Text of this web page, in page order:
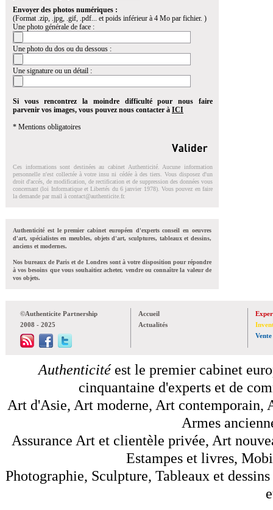
Envoyer des photos numériques :
(Format .zip, .jpg, .gif, .pdf... et poids inférieur à 4 Mo par fichier. )
Une photo générale de face :
Une photo du dos ou du dessous :
Une signature ou un détail :
Si vous rencontrez la moindre difficulté pour nous faire
parvenir vos images, vous pouvez nous contacter à ICI
* Mentions obligatoires
Ces informations sont destinées au cabinet Authenticité. Aucune information
personnelle n'est collectée à votre insu ni cédée à des tiers. Vous disposez d'un
droit d'accés, de modification, de rectification et de suppression des données vous
concernant (loi Informatique et Libertés du 6 janvier 1978). Vous pouvez en faire
la demande par mail à contact@authenticite.fr.
Authenticité est le premier cabinet européen d'experts conseil en oeuvres
d'art, spécialistes en meubles, objets d'art, sculptures, tableaux et dessins,
anciens et modernes.
Nos bureaux de Paris et de Londres sont à votre disposition pour répondre
à vos besoins que vous souhaitiez acheter, vendre ou connaître la valeur de
vos objets.
©Authenticite Partnership
2008 - 2025
Accueil
Actualités
Vente
Authenticitéest le premier cabinet
cinquantaine d'experts et de
Art d'Asie, Art moderne, Art contemporain,
Armes
Assurance Art et clientèle privée, Art
Estampes et livres,
Photographie, Sculpture, Tableaux et